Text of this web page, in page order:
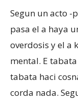
Segun un acto -
pasa el a haya
overdosis y el a
mental. E
tabata haci
corda nada.